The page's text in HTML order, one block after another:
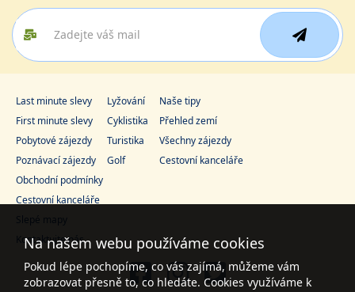
Last minute slevy
First minute slevy
Pobytové zájezdy
Poznávací zájezdy
Lyžování
Cyklistika
Turistika
Golf
Naše tipy
Přehled zemí
Všechny zájezdy
Cestovní kanceláře
Obchodní podmínky
Cestovní kanceláře
Slepé mapy
Kontaktujte nás
Na našem webu používáme cookies
Pokud lépe pochopíme, co vás zajímá, můžeme vám
zobrazovat přesně to, co hledáte. Cookies využíváme k